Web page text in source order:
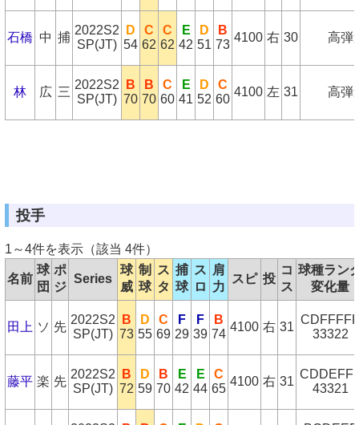
石橋 中 捕
2022S2
SP(JT)
D
54
C
62
C
62
E
42
D
51
B
73
4100 右 30 高弾
林 広 三
2022S2
SP(JT)
B
70
B
70
C
60
E
41
D
52
C
60
4100 左 31 高弾
投手
1～4件を表示（該当 4件）
名前
球
団
ポ
ジ
Series
球
威
制
球
ス
タ
捕
球
ス
ロ
肩
力
スピ 投
コ
ス
球種ラン
変化量
田上 ソ 先
2022S2
SP(JT)
B
73
D
55
C
69
F
29
F
39
B
74
4100 右 31
CDFFFFF
33322
藤平 楽 先
2022S2
SP(JT)
B
72
D
59
B
70
E
42
E
44
C
65
4100 右 31
43321